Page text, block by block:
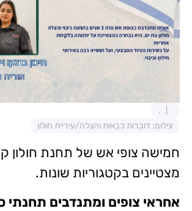
.
צילום: דוברות כבאות והצלה/עיריית חולון
חמישה צופי אש של תחנת חולון
מצטיינים בקטגוריות שונות.
אחראי צופים ומתנדבים